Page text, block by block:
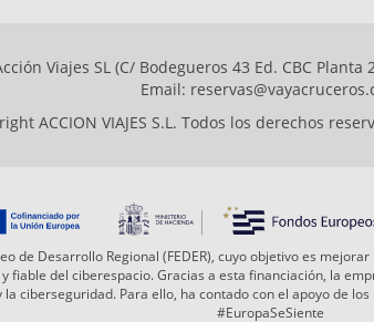
Viajes SL (C/ Bodegueros 43 Ed. CBC Planta
Email:
ACCION VIAJES S.L. Todos los derechos
de Desarrollo Regional (FEDER), cuyo objetivo es
fiable del ciberespacio. Gracias a esta financiación, la
ciberseguridad. Para ello, ha contado con el apoyo de
#EuropaSeSiente